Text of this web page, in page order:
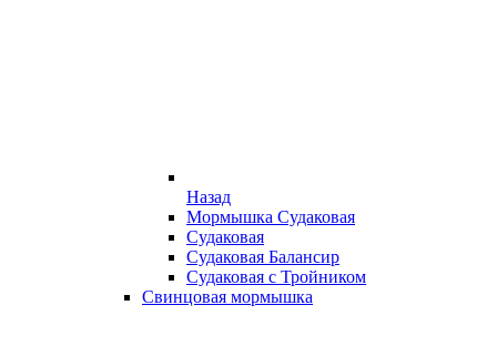
Назад
Мормышка Судаковая
Судаковая
Судаковая Балансир
Судаковая с Тройником
Свинцовая мормышка